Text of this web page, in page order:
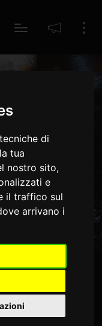
di
tua
nostro sito,
e
il traffico sul
arrivano i
elit. Maecenas in
fermentum facilisis